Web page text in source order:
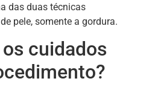
das duas técnicas
pele, somente a gordura.
cuidados